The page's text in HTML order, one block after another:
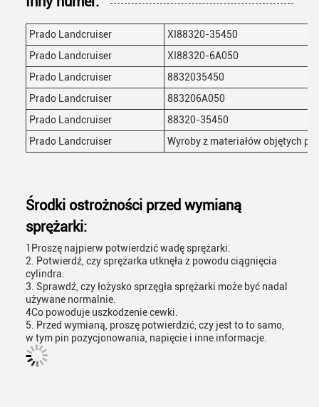
Prado Landcruiser
XI88320-35450
Prado Landcruiser
XI88320-6A050
Prado Landcruiser
8832035450
Prado Landcruiser
883206A050
Prado Landcruiser
88320-35450
Prado Landcruiser
Wyroby z materiałów objętych
Środki ostrożności przed wymianą
sprężarki:
1Proszę najpierw potwierdzić wadę sprężarki.
2. Potwierdź, czy sprężarka utknęła z powodu ciągnięcia
cylindra.
3. Sprawdź, czy łożysko sprzęgła sprężarki może być nadal
używane normalnie.
4Co powoduje uszkodzenie cewki.
5. Przed wymianą, proszę potwierdzić, czy jest to to samo,
w tym pin pozycjonowania, napięcie i inne informacje.